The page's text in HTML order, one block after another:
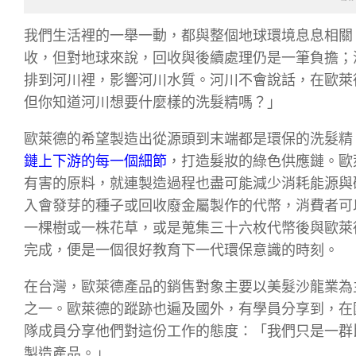
我們生活裡的一舉一動，都與整個地球環境息息相
收，但對地球來說，回收與後續處理仍是一筆負擔
排到河川裡，影響河川水質。河川不會說話，在歐
但你知道河川想要什麼樣的洗髮精嗎？」
歐萊德的希望製造出從源頭到末端都是環保的洗髮精
鏈上下游的每一個細節 ，打造髮妝的綠色供應鏈。
有害的原料，就連製造過程也盡可能減少消耗能源
入會發芽的種子或回收廢金屬製作的代幣，消費者
一棵樹或一株花草，或是蒐集三十六枚代幣後與歐
完成，便是一個很好教育下一代環保意識的時刻。
在台灣，歐萊德產品的銷售對象主要以美髮沙龍業
之一。歐萊德的蹤跡也遍及國外，有學員分享到，
隊成員分享他們對這份工作的態度：「我們只是一